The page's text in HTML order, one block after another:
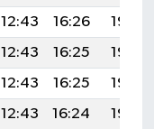
12:43 16:26
19:27
12:43 16:25
19:26
12:43 16:25
19:25
12:43 16:24
19:23